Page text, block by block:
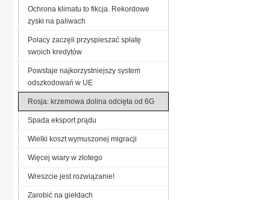
Ochrona klimatu to fikcja. Rekordowe
zyski na paliwach
Polacy zaczęli przyspieszać spłatę
swoich kredytów
Powstaje najkorzystniejszy system
odszkodowań w UE
Rosja: krzemowa dolina odcięta od 6G
Spada eksport prądu
Wielki koszt wymuszonej migracji
Więcej wiary w złotego
Wreszcie jest rozwiązanie!
Zarobić na giełdach